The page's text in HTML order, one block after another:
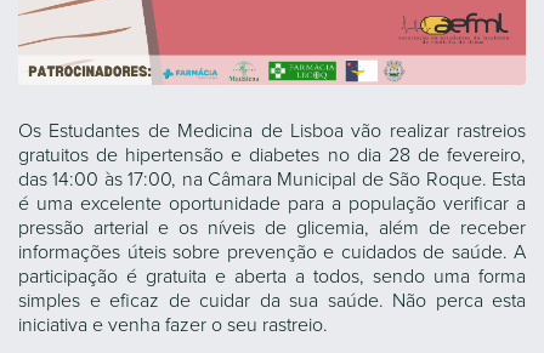
Os Estudantes de Medicina de Lisboa vão realizar rastreios
gratuitos de hipertensão e diabetes no dia 28 de fevereiro,
das 14:00 às 17:00, na Câmara Municipal de São Roque. Esta
é uma excelente oportunidade para a população verificar a
pressão arterial e os níveis de glicemia, além de receber
informações úteis sobre prevenção e cuidados de saúde. A
participação é gratuita e aberta a todos, sendo uma forma
simples e eficaz de cuidar da sua saúde. Não perca esta
iniciativa e venha fazer o seu rastreio.